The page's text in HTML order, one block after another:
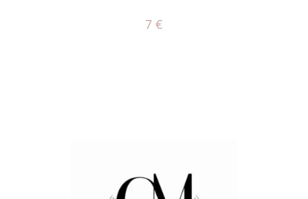
7 €